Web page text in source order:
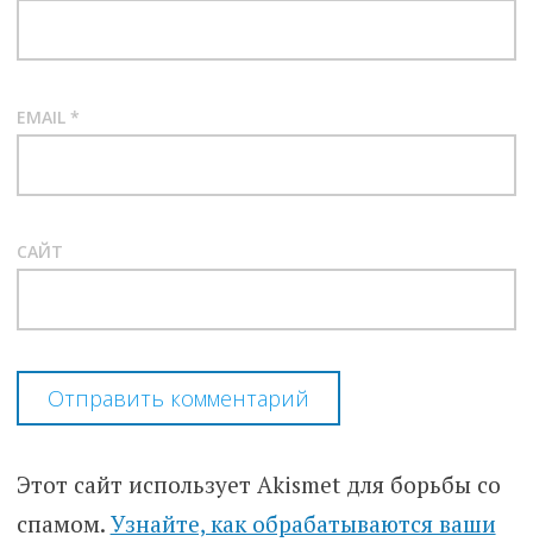
EMAIL *
САЙТ
Этот сайт использует Akismet для борьбы со
спамом. Узнайте, как обрабатываются ваши